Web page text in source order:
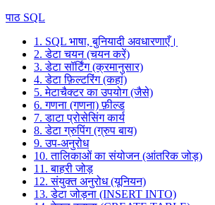
पाठ SQL
1. SQL भाषा, बुनियादी अवधारणाएँ।
2. डेटा चयन (चयन करें)
3. डेटा सॉर्टिंग (क्रमानुसार)
4. डेटा फ़िल्टरिंग (कहां)
5. मेटाचैक्टर का उपयोग (जैसे)
6. गणना (गणना) फ़ील्ड
7. डाटा प्रोसेसिंग कार्य
8. डेटा ग्रुपिंग (ग्रुप बाय)
9. उप-अनुरोध
10. तालिकाओं का संयोजन (आंतरिक जोड़)
11. बाहरी जोड़
12. संयुक्त अनुरोध (यूनियन)
13. डेटा जोड़ना (INSERT INTO)